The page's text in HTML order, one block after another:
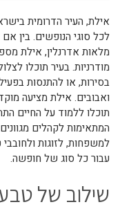
אילת, העיר הדרומית
לכל סוגי הנופשים. בין
מלאות אדרנלין, אילת
מודרניות. בעיר תוכלו
בסירות, או להתנסות
ואבובים. אילת מציעה
תוכלו ללמוד על החיים
המתאימות לקהלים
למשפחות, לזוגות
עבור כל סוג של חופשה.
שילוב של